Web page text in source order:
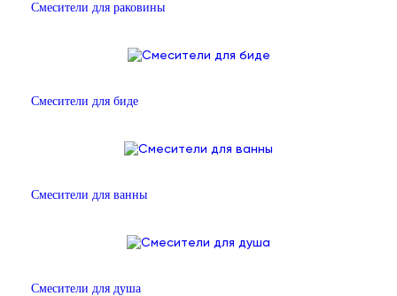
Смесители для раковины
Смесители для биде
Смесители для ванны
Смесители для душа